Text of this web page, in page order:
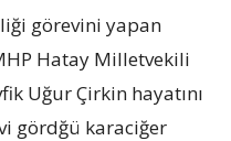
görevini yapan
Hatay Milletvekili
Uğur Çirkin hayatını
gördğü karaciğer